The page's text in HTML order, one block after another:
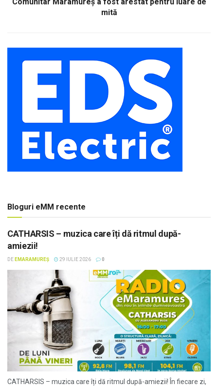
mită
Bloguri eMM recente
CATHARSIS – muzica care îți dă ritmul după-
amiezii!
DE EMARAMUREȘ 29 IULIE 2026 0
CATHARSIS – muzica care îți dă ritmul după-amiezii! În fiecare zi,